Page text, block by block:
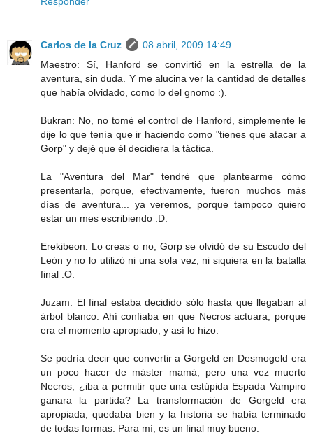
Carlos de la Cruz
08 abril, 2009 14:49
Maestro: Sí, Hanford se convirtió en la estrella de la
aventura, sin duda. Y me alucina ver la cantidad de detalles
que había olvidado, como lo del gnomo :).
Bukran: No, no tomé el control de Hanford, simplemente le
dije lo que tenía que ir haciendo como "tienes que atacar a
Gorp" y dejé que él decidiera la táctica.
La "Aventura del Mar" tendré que plantearme cómo
presentarla, porque, efectivamente, fueron muchos más
días de aventura... ya veremos, porque tampoco quiero
estar un mes escribiendo :D.
Erekibeon: Lo creas o no, Gorp se olvidó de su Escudo del
León y no lo utilizó ni una sola vez, ni siquiera en la batalla
final :O.
Juzam: El final estaba decidido sólo hasta que llegaban al
árbol blanco. Ahí confiaba en que Necros actuara, porque
era el momento apropiado, y así lo hizo.
Se podría decir que convertir a Gorgeld en Desmogeld era
un poco hacer de máster mamá, pero una vez muerto
Necros, ¿iba a permitir que una estúpida Espada Vampiro
ganara la partida? La transformación de Gorgeld era
apropiada, quedaba bien y la historia se había terminado
de todas formas. Para mí, es un final muy bueno.